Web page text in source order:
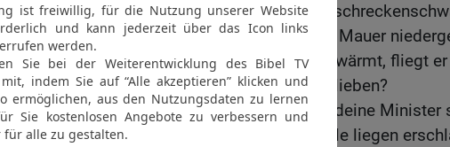
davonmachen wie ein
einem kalten Tag auf einer Mauer
ihn der erste Sonnenstrahl wärmt, fliegt
wohin. Ja, wo sind sie geblieben?
18 Du König von Assyrien, deine Minister
Todesschlaf, deine Generäle liegen